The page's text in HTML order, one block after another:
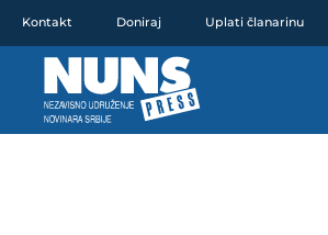
sadržaj
Kontakt Doniraj Uplati članarinu